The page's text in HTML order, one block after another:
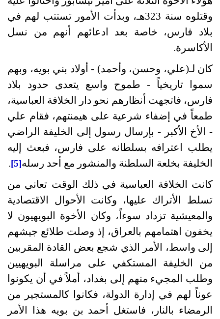
وقتلوه سنة
هـ، وبدأت الأمور تستتب لهم في
بلاد فارس، خاصة بعد ادعائهم أنهم من نسل
الأكاسرة.
كان لـ(علي، وحسن، وأحمد) - أولاد بني بويه، وبهم
سموا تاريخياً - طموح واسع يتعدى حدود بلاد
فارس، فاتجهت أنظارهم نحو دار الخلافة العباسية،
طمعاً في إضفاء شرعية على هيمنتهم، فقام علي
-
الأخ الأكبر - بإرسال رسول إلى الخليفة الراضي
يطلب اعترافه بسلطانه على فارس، فبعث إليه
الخليفة بخلعة السلطنة والمنشور مع أحد رسله[5]
.
كانت الخلافة العباسية في ذلك الوقت تعاني من
تسلط الأتراك عليها، وكانت الأحوال الاقتصادية
والمعيشية تزداد سوءاً، وكان الأخوة البويهيون لا
يخفون اهتمامهم بالعراق، إذ وصلت طلائع جيشهم
إلى واسط، الأمر الذي شجع بعض القادة المقربين
من الخليفة المستكفي على مراسلة البويهيين
وطلب المجيء منهم إلى بغداد، أملاً في أن يكونوا
عوناً لهم في إدارة الدولة، فكانوا كالمستجير من
الرمضاء بالنار، فاستغل أحمد بن بويه هذا الأمر